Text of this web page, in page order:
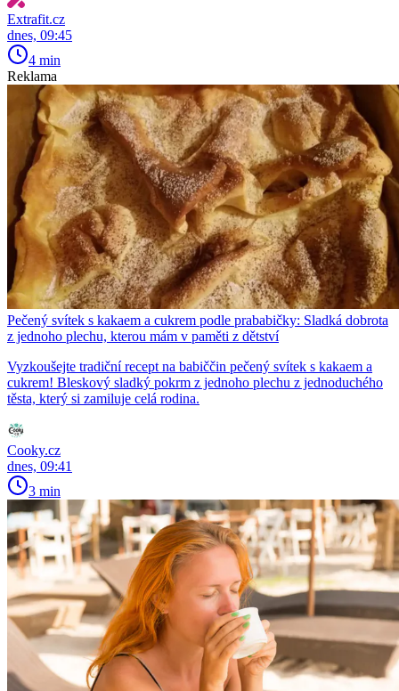
Extrafit.cz
dnes, 09:45
4 min
Reklama
Pečený svítek s kakaem a cukrem podle prababičky: Sladká dobrota
z jednoho plechu, kterou mám v paměti z dětství
Vyzkoušejte tradiční recept na babiččin pečený svítek s kakaem a
cukrem! Bleskový sladký pokrm z jednoho plechu z jednoduchého
těsta, který si zamiluje celá rodina.
Cooky.cz
dnes, 09:41
3 min